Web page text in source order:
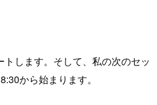
します。そして、私の次のセッ
から始まります。